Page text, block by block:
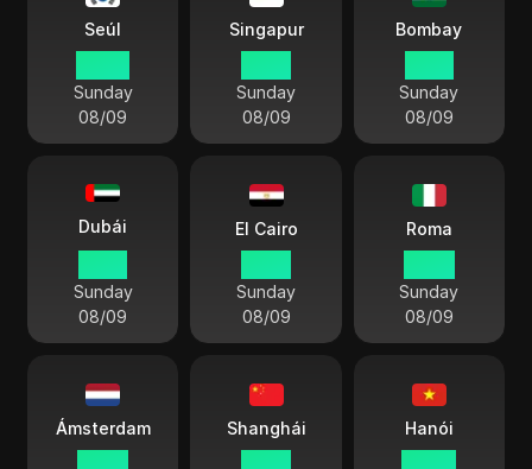
Seúl
Sunday
08/09
Singapur
Sunday
08/09
Bombay
Sunday
08/09
Dubái
Sunday
08/09
El Cairo
Sunday
08/09
Roma
Sunday
08/09
Ámsterdam Shanghái Hanói